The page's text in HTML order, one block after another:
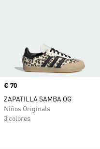
Precio
€ 70
ZAPATILLA SAMBA OG
Niños Originals
3 colores